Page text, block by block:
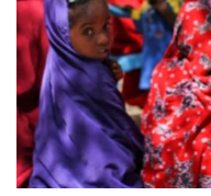
presso la Sioi, analista
Foundation